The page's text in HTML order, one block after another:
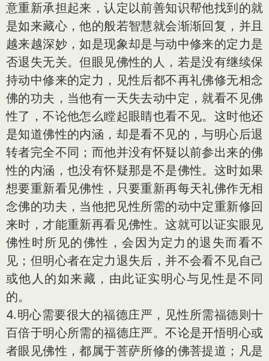
意重新承担起来，认定以前善知识帮他找到的就
是如来藏心，他的般若智慧就会渐渐回复，并且
越来越深妙，如是现象却是与动中修来的定力是
否退失无关。但眼见佛性的人，若是没有继续保
持动中修来的定力，见性后都不再礼佛修无相念
佛的功夫，当他有一天失去动中定，就看不见佛
性了，不论他怎么瞠起眼睛也看不见。这时他还
是知道佛性的内涵，却是看不见的，与明心后退
转者完全不同；而他并没有怀疑以前参出来的佛
性的内涵，也没有怀疑那是不是佛性。这时如果
想要重新看见佛性，只要重新再每天礼佛作无相
念佛的功夫，当他把见性所需的动中定重新修回
来时，才能重新再看见佛性。这就可以证实眼见
佛性时所见的佛性，会因为定力的退失而看不
见；但明心者在定力退失后，并不会看不见自己
或他人的如来藏，由此证实明心与见性是不同
的。
4.明心需要很大的福德庄严，见性所需福德则十
百倍于明心所需的福德庄严。不论是开悟明心或
者眼见佛性，都属于菩萨所修的佛菩提道；凡是